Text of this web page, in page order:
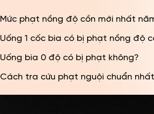
Mức phạt nồng độ cồn mới nhất
Uống 1 cốc bia có bị phạt nồng độ
Uống bia 0 độ có bị phạt không?
Cách tra cứu phạt nguội chuẩn nhất